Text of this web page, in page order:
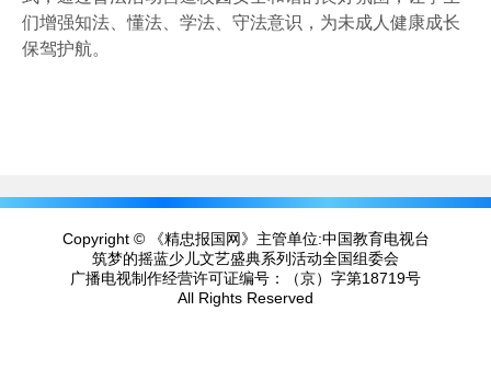
们增强知法、懂法、学法、守法意识，为未成人健康成长
保驾护航。
Copyright © 《精忠报国网》主管单位:中国教育电视台
筑梦的摇蓝少儿文艺盛典系列活动全国组委会
广播电视制作经营许可证编号：
（京）字第18719号
All Rights Reserved